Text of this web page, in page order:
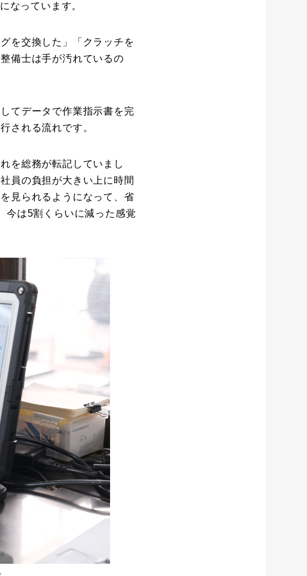
なっています。
を交換した」「クラッチを
備士は手が汚れているの
てデータで作業指示書を完
される流れです。
を総務が転記していまし
員の負担が大きい上に時間
見られるようになって、省
今は5割くらいに減った感覚